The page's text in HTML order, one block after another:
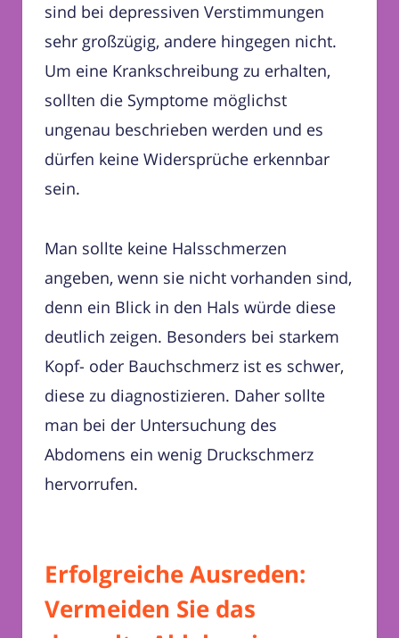
sind bei depressiven Verstimmungen
sehr großzügig, andere hingegen nicht.
Um eine Krankschreibung zu erhalten,
sollten die Symptome möglichst
ungenau beschrieben werden und es
dürfen keine Widersprüche erkennbar
sein.
Man sollte keine Halsschmerzen
angeben, wenn sie nicht vorhanden sind,
denn ein Blick in den Hals würde diese
deutlich zeigen. Besonders bei starkem
Kopf- oder Bauchschmerz ist es schwer,
diese zu diagnostizieren. Daher sollte
man bei der Untersuchung des
Abdomens ein wenig Druckschmerz
hervorrufen.
Erfolgreiche Ausreden:
Vermeiden Sie das